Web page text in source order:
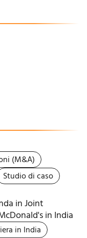
(M&A)
Studio di caso
in Joint
in India
in India